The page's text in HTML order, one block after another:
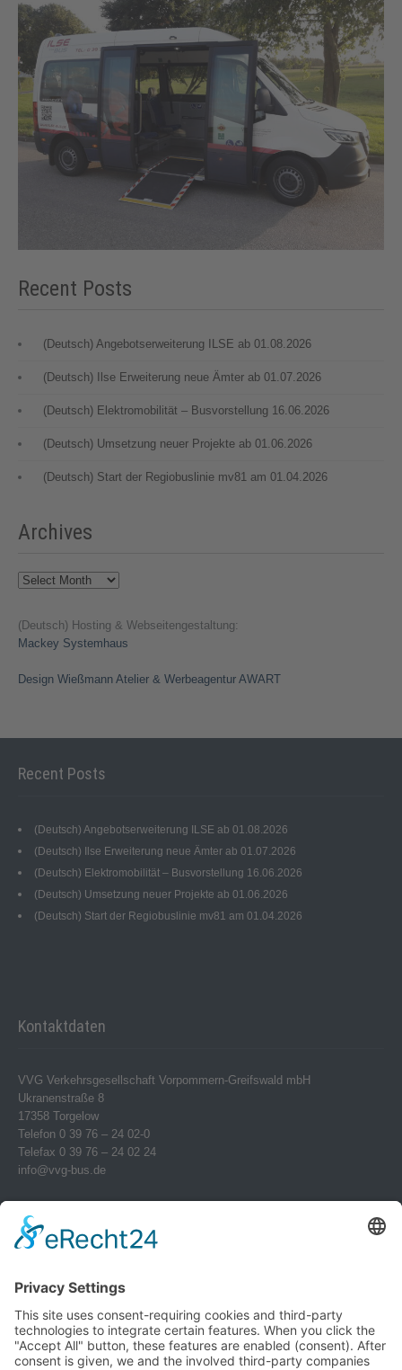
Recent Posts
(Deutsch) Angebotserweiterung ILSE ab 01.08.2026
(Deutsch) Ilse Erweiterung neue Ämter ab 01.07.2026
(Deutsch) Elektromobilität – Busvorstellung 16.06.2026
(Deutsch) Umsetzung neuer Projekte ab 01.06.2026
(Deutsch) Start der Regiobuslinie mv81 am 01.04.2026
Archives
Archives
(Deutsch) Hosting & Webseitengestaltung:
Mackey Systemhaus
Design Wießmann Atelier & Werbeagentur AWART
Recent Posts
(Deutsch) Angebotserweiterung ILSE ab 01.08.2026
(Deutsch) Ilse Erweiterung neue Ämter ab 01.07.2026
(Deutsch) Elektromobilität – Busvorstellung 16.06.2026
(Deutsch) Umsetzung neuer Projekte ab 01.06.2026
(Deutsch) Start der Regiobuslinie mv81 am 01.04.2026
Kontaktdaten
VVG Verkehrsgesellschaft Vorpommern-Greifswald mbH
Ukranenstraße 8
17358 Torgelow
Telefon 0 39 76 – 24 02-0
Telefax 0 39 76 – 24 02 24
info@vvg-bus.de
Torgelower Str. 18
17309 Pasewalk
Demminer Str. 43
17126 Jarmen
Telefon 03 99 97 – 1 03 08
Telefax 03 99 97 – 1 03 18
Verwendung von Cookies